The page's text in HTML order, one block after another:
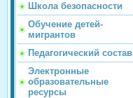
Школа безопасности
Обучение детей-
мигрантов
Педагогический состав
Электронные
образовательные
ресурсы